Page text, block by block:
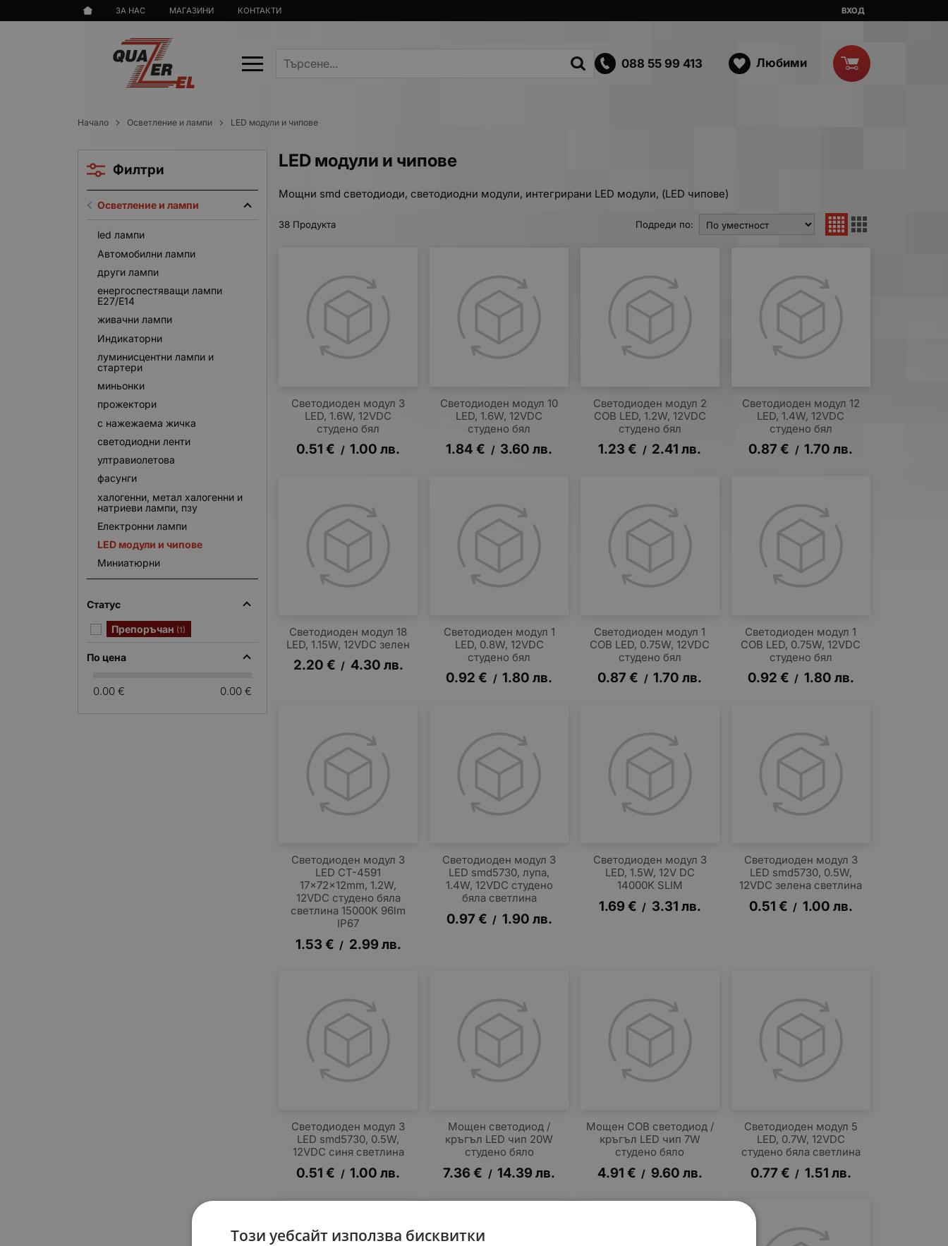
ЗА НАС МАГАЗИНИ КОНТАКТИ ВХОД
088 55 99 413 Любими
Начало Осветление и лампи LED модули и чипове
LED модули и чипове
Мощни smd светодиоди, светодиодни модули, интегрирани LED модули, (LED чипове)
38 Продукта Подреди по:
Светодиоден модул 3
LED, 1.6W, 12VDC
студено бял
0.51 € / 1.00 лв.
Светодиоден модул 10
LED, 1.6W, 12VDC
студено бял
1.84 € / 3.60 лв.
Светодиоден модул 2
COB LED, 1.2W, 12VDC
студено бял
1.23 € / 2.41 лв.
Светодиоден модул 12
LED, 1.4W, 12VDC
студено бял
0.87 € / 1.70 лв.
Светодиоден модул 18
LED, 1.15W, 12VDC зелен
2.20 € / 4.30 лв.
Светодиоден модул 1
LED, 0.8W, 12VDC
студено бял
0.92 € / 1.80 лв.
Светодиоден модул 1
COB LED, 0.75W, 12VDC
студено бял
0.87 € / 1.70 лв.
Светодиоден модул 1
COB LED, 0.75W, 12VDC
студено бял
0.92 € / 1.80 лв.
Светодиоден модул 3
LED CT-4591
17x72x12mm, 1.2W,
12VDC студено бяла
светлина 15000K 96lm
IP67
1.53 € / 2.99лв.
Светодиоден модул 3
LED smd5730, лупа,
1.4W, 12VDC студено
бяла светлина
0.97 € / 1.90 лв.
Светодиоден модул 3
LED, 1.5W, 12V DC
14000K SLIM
1.69€ / 3.31 лв.
Светодиоден модул 3
LED smd5730, 0.5W,
12VDC зелена светлина
0.51 € / 1.00 лв.
Светодиоден модул 3
LED smd5730, 0.5W,
12VDC синя светлина
0.51 € / 1.00 лв.
Мощен светодиод /
кръгъл LED чип 20W
студено бяло
7.36€ / 14.39лв.
Мощен COB светодиод /
кръгъл LED чип 7W
студено бяло
4.91 € / 9.60 лв.
Светодиоден модул 5
LED, 0.7W, 12VDC
студено бяла светлина
0.77 € / 1.51 лв.
Филтри
Осветление и лампи
led лампи
Автомобилни лампи
други лампи
енергоспестяващи лампи
E27/E14
живачни лампи
Индикаторни
луминисцентни лампи и
стартери
миньонки
прожектори
с нажежаема жичка
светодиодни ленти
ултравиолетова
фасунги
халогенни, метал халогенни и
натриеви лампи, пзу
Електронни лампи
LED модули и чипове
Миниатюрни
Статус
Препоръчан (1)
По цена
0.00 € 0.00 €
Този уебсайт използва бисквитки